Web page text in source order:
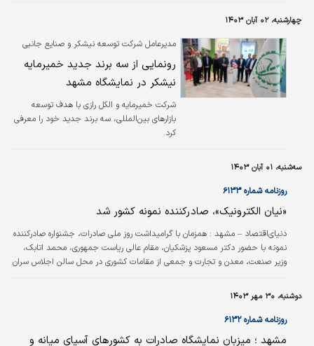
چهارشنبه، ۰۲ آبان ۱۴۰۳
مدیرعامل شرکت توسعه نیشکر و صنایع جانبی
اعلام کرد:
رونمایی از سه برند جدید خمیرمایه
نیشکر در نمایشگاه مشهد
شرکت خمیرمایه و الکل رازی با هدف توسعه
بازارهای بین‌المللی، سه برند جدید خود را معرفی
کرد.
سه‌شنبه، ۰۱ آبان ۱۴۰۳
روزنامه شماره ۶۱۳۳
«نیان الکترونیک»، صادرکننده نمونه کشور شد
دنیای‌اقتصاد – مشهد : همزمان با گرامیداشت روز ملی صادرات، جشنواره صادرکننده
نمونه با حضور دکتر مسعود پزشکیان، مقام عالی ریاست جمهوری، محمد اتابک،
وزیر صنعت، معدن و تجارت و جمعی از مقامات کشوری در محل سالن اجلاس سران
دوشنبه، ۳۰ مهر ۱۴۰۳
روزنامه شماره ۶۱۳۲
مشهد ؛ میزبان‌‌ نمایشگاه صادرات به کشورهای آسیای میانه و